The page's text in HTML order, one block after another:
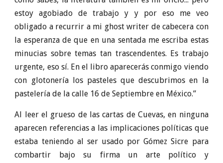
estoy agobiado de trabajo y y por eso me veo
obligado a recurrir a mi ghost writer de cabecera con
la esperanza de que en una sentada me escriba estas
minucias sobre temas tan trascendentes. Es trabajo
urgente, eso sí. En el libro aparecerás conmigo viendo
con glotonería los pasteles que descubrimos en la
pastelería de la calle 16 de Septiembre en México.”
Al leer el grueso de las cartas de Cuevas, en ninguna
aparecen referencias a las implicaciones políticas que
estaba teniendo al ser usado por Gómez Sicre para
combartir bajo su firma un arte político y